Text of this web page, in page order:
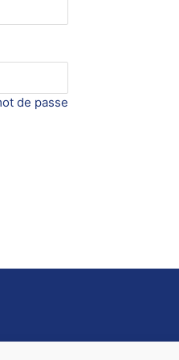
de passe